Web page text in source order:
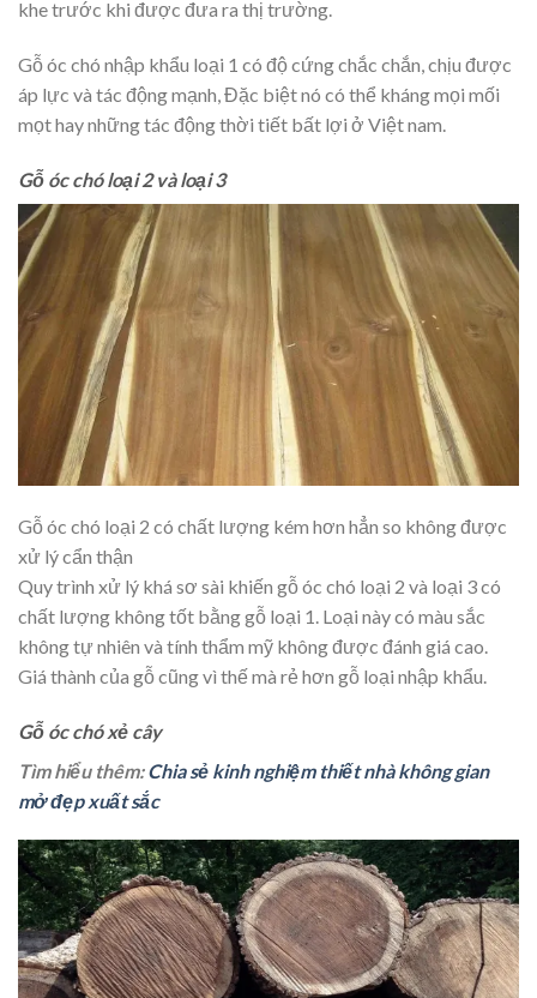
khe trước khi được đưa ra thị trường.
Gỗ óc chó nhập khẩu loại 1 có độ cứng chắc chắn, chịu được
áp lực và tác động mạnh, Đặc biệt nó có thể kháng mọi mối
mọt hay những tác động thời tiết bất lợi ở Việt nam.
Gỗ óc chó loại 2 và loại 3
Gỗ óc chó loại 2 có chất lượng kém hơn hẳn so không được
xử lý cẩn thận
Quy trình xử lý khá sơ sài khiến gỗ óc chó loại 2 và loại 3 có
chất lượng không tốt bằng gỗ loại 1. Loại này có màu sắc
không tự nhiên và tính thẩm mỹ không được đánh giá cao.
Giá thành của gỗ cũng vì thế mà rẻ hơn gỗ loại nhập khẩu.
Gỗ óc chó xẻ cây
Tìm hiểu thêm:Chia sẻ kinh nghiệm thiết nhà không gian
mở đẹp xuất sắc